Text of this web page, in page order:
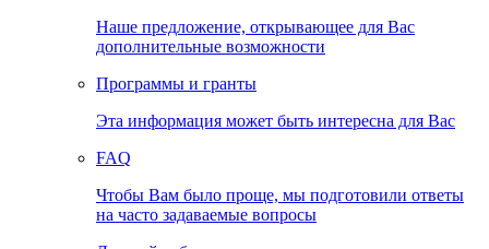
Наше предложение, открывающее для Вас
дополнительные возможности
Программы и гранты
Эта информация может быть интересна для Вас
FAQ
Чтобы Вам было проще, мы подготовили ответы
на часто задаваемые вопросы